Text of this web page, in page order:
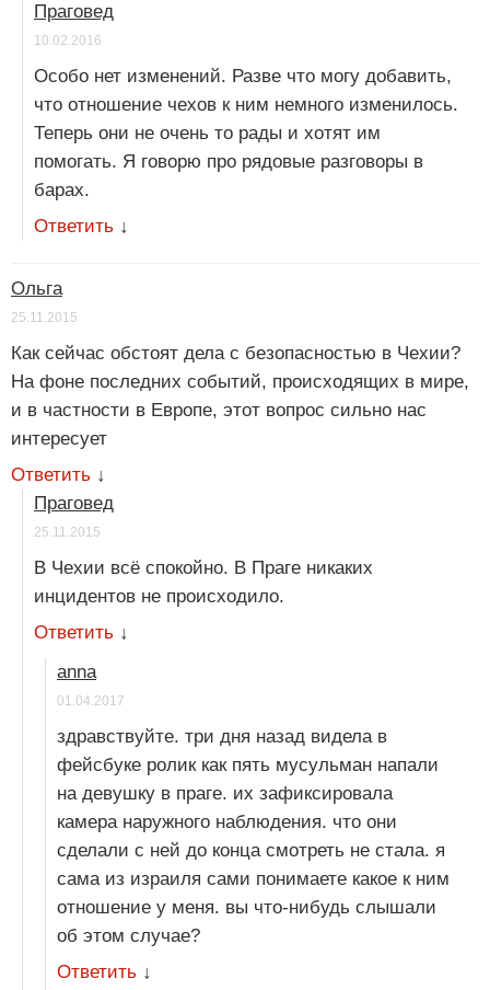
Праговед
10.02.2016
Особо нет изменений. Разве что могу добавить,
что отношение чехов к ним немного изменилось.
Теперь они не очень то рады и хотят им
помогать. Я говорю про рядовые разговоры в
барах.
Ответить ↓
Ольга
25.11.2015
Как сейчас обстоят дела с безопасностью в Чехии?
На фоне последних событий, происходящих в мире,
и в частности в Европе, этот вопрос сильно нас
интересует
Ответить ↓
Праговед
25.11.2015
В Чехии всё спокойно. В Праге никаких
инцидентов не происходило.
Ответить ↓
anna
01.04.2017
здравствуйте. три дня назад видела в
фейсбуке ролик как пять мусульман напали
на девушку в праге. их зафиксировала
камера наружного наблюдения. что они
сделали с ней до конца смотреть не стала. я
сама из израиля сами понимаете какое к ним
отношение у меня. вы что-нибудь слышали
об этом случае?
Ответить ↓